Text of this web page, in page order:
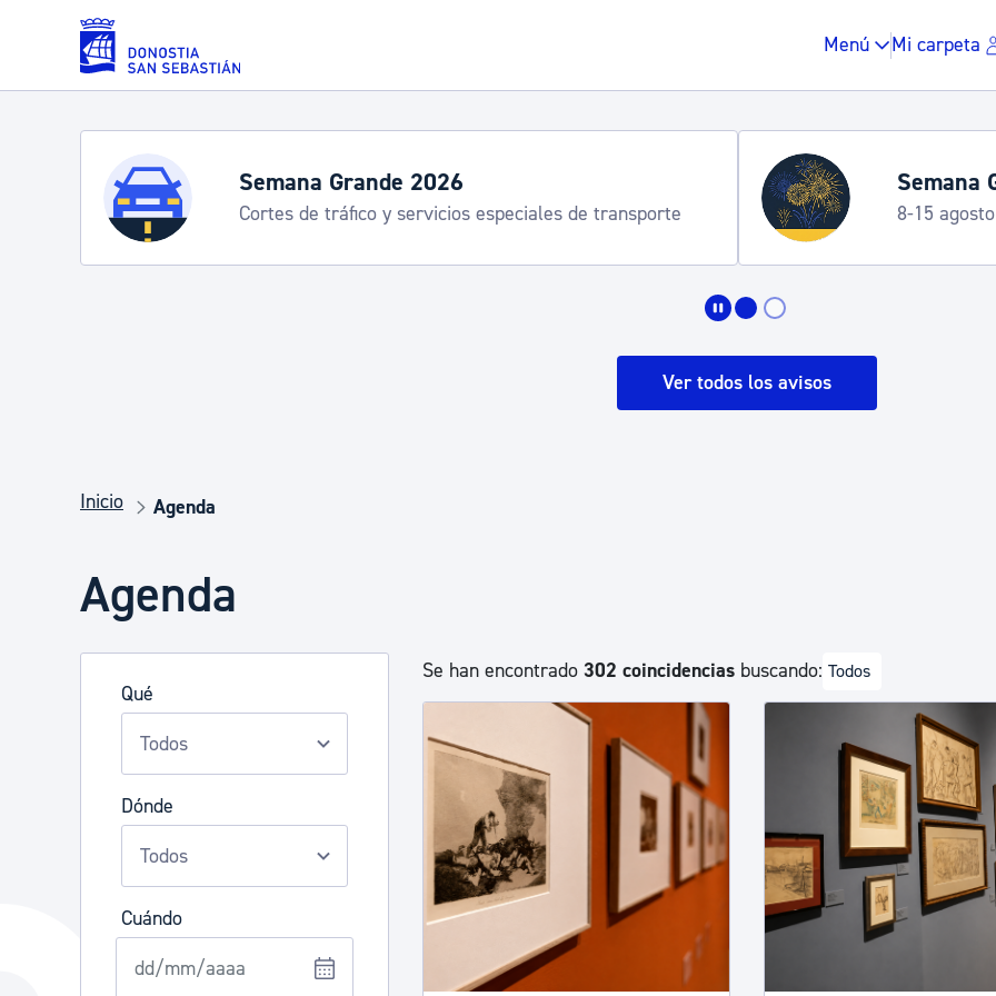
Saltar al contenido principal
Menú Mi carpeta
Servicios
Padrón y asuntos personales
Espacio público,
Seguridad ciudadana y emergencias
Salud Pública, animales y consumo
Igualdad, Derechos
Participación ciudadana y asociacionismo Cultura
Deporte Turismo
Temporada playas
Información práctica
Servicio
Irun
Entre el 25
Ver todos los avisos
Inicio Agenda
Agenda
Qué
Dónde
Cuándo
Se han encontrado 302 coincidenciasbuscando: Todos